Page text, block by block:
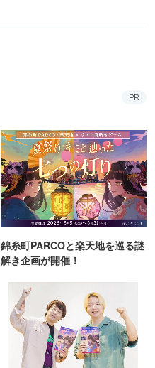
PR
錦糸町PARCOと楽天地を巡る謎
解き企画が開催！